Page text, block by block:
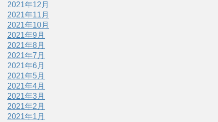
2021年12月
2021年11月
2021年10月
2021年9月
2021年8月
2021年7月
2021年6月
2021年5月
2021年4月
2021年3月
2021年2月
2021年1月